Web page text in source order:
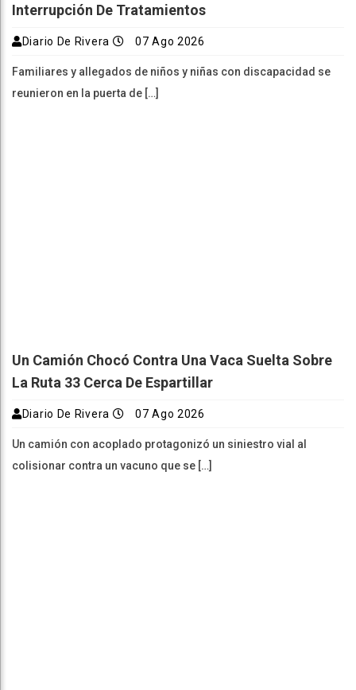
Interrupción De Tratamientos
Diario De Rivera 07 Ago 2026
Familiares y allegados de niños y niñas con discapacidad se
reunieron en la puerta de […]
Un Camión Chocó Contra Una Vaca Suelta Sobre
La Ruta 33 Cerca De Espartillar
Diario De Rivera 07 Ago 2026
Un camión con acoplado protagonizó un siniestro vial al
colisionar contra un vacuno que se […]